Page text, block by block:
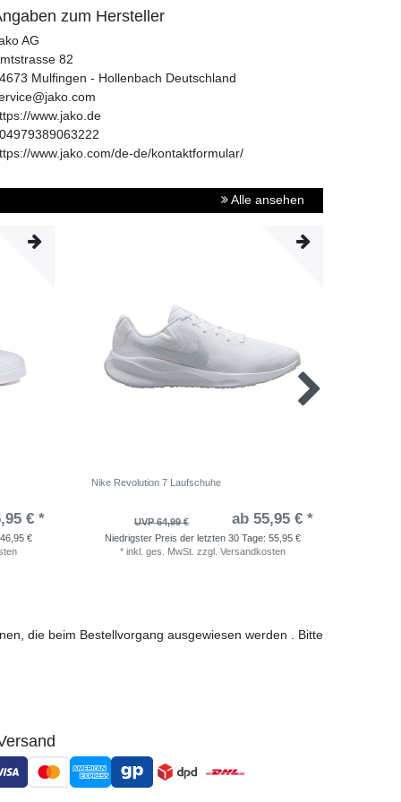
zum Hersteller
AG
82
Mulfingen - Hollenbach Deutschland
www.jako.de
www.jako.com/de-de/kontaktformular/
Alle ansehen
€ *
46,95 €
Nike Revolution 7 Laufschuhe
UVP 64,99 € ab 55,95 € *
Niedrigster Preis der letzten 30 Tage: 55,95 €
* inkl. ges. MwSt. zzgl. Versandkosten
die beim Bestellvorgang ausgewiesen werden . Bitte